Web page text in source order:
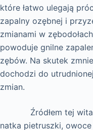
które łatwo ulegają
zapalny ozębnej i
zmianami w
powoduje gnilne
zębów. Na skutek
dochodzi do
zmian.
Źródłem tej
natka pietruszki,